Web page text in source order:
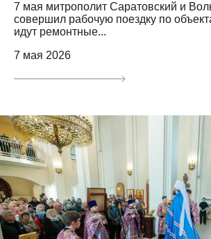
7 мая митрополит Саратовский и
совершил рабочую поездку по
идут ремонтные...
7 мая 2026